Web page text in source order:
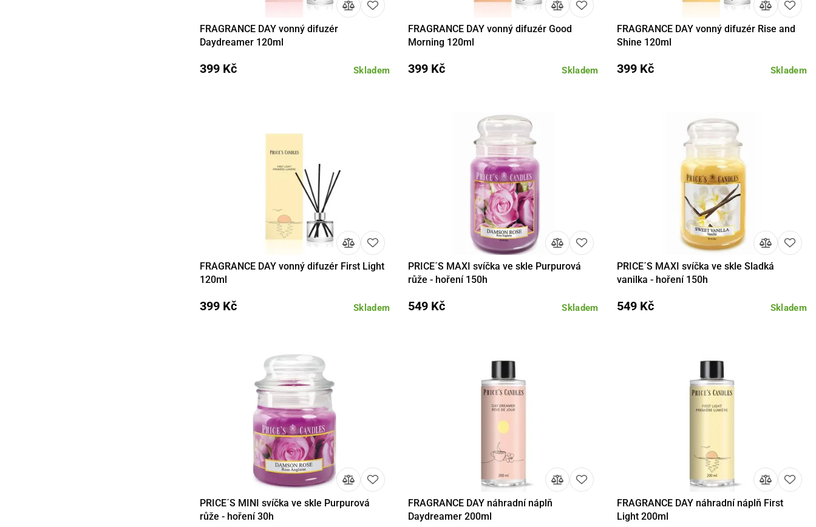
Detail Do košíku
FRAGRANCE DAY vonný difuzér
Daydreamer 120ml
Skladem
399 Kč
Detail Do košíku
FRAGRANCE DAY vonný difuzér Good
Morning 120ml
Skladem
399 Kč
Detail Do košíku
FRAGRANCE DAY vonný difuzér Rise and
Shine 120ml
Skladem
399 Kč
Detail Do košíku
FRAGRANCE DAY vonný difuzér First Light
120ml
Skladem
399 Kč
Detail Do košíku
PRICE´S MAXI svíčka ve skle Purpurová
růže - hoření 150h
Skladem
549 Kč
Detail Do košíku
PRICE´S MAXI svíčka ve skle Sladká
vanilka - hoření 150h
Skladem
549 Kč
Detail Do košíku
PRICE´S MINI svíčka ve skle Purpurová
růže - hoření 30h
Detail Do košíku
FRAGRANCE DAY náhradní náplň
Daydreamer 200ml
Detail Do košíku
FRAGRANCE DAY náhradní náplň First
Light 200ml